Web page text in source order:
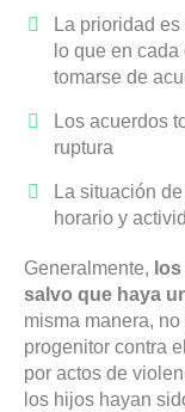
La prioridad
lo que en
tomarse de
Los acuerdos
ruptura
La situación
horario y
Generalmente,
salvo que haya
misma manera,
progenitor contra
por actos de
los hijos hayan